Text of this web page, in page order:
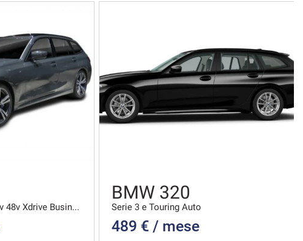
Serie 3 d Touring Mhev 48v Xdrive Business Advanta
BMW 320
Serie 3 e Touring Auto
489 € / mese